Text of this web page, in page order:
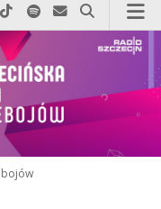
do nas zadzwoń
na Facebook-u
nas na X
Odwiedź nas na Instagram-ie
Odwiedź nas na TikTok-u
Szukaj nas na Spotify
Wyślij do nas
Szukaj